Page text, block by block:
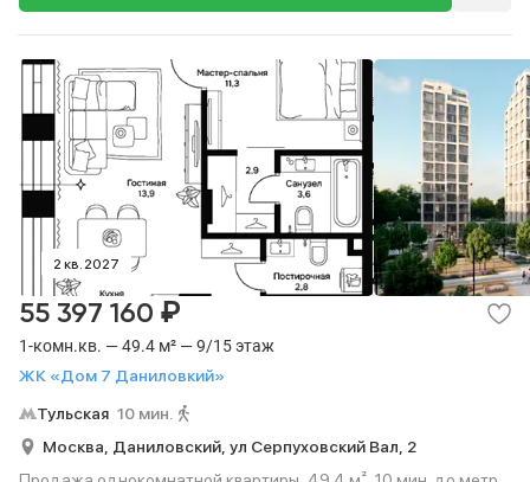
2 кв. 2027
1-комн.кв. — 49.4 м² — 9/15 этаж
ЖК «Дом 7 Даниловкий»
55 397 160 ₽
Тульская 10 мин.
Москва, Даниловский, ул Серпуховский Вал, 2